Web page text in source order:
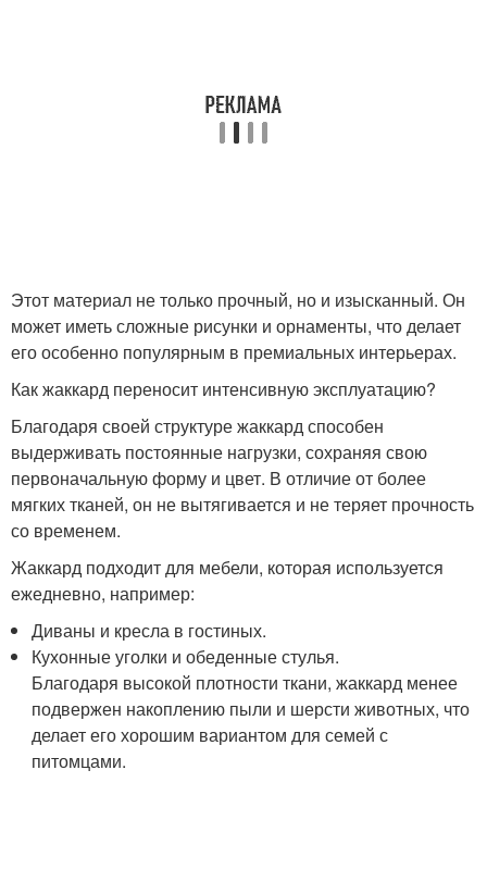
Этот материал не только прочный, но и изысканный. Он
может иметь сложные рисунки и орнаменты, что делает
его особенно популярным в премиальных интерьерах.
Как жаккард переносит интенсивную эксплуатацию?
Благодаря своей структуре жаккард способен
выдерживать постоянные нагрузки, сохраняя свою
первоначальную форму и цвет. В отличие от более
мягких тканей, он не вытягивается и не теряет прочность
со временем.
Жаккард подходит для мебели, которая используется
ежедневно, например:
Диваны и кресла в гостиных.
Кухонные уголки и обеденные стулья.
Благодаря высокой плотности ткани, жаккард менее
подвержен накоплению пыли и шерсти животных, что
делает его хорошим вариантом для семей с
питомцами.